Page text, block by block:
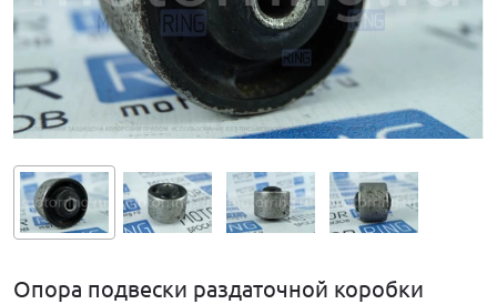
Опора подвески раздаточной коробки